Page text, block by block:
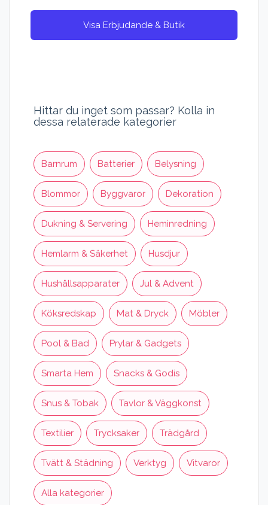
Visa Erbjudande & Butik
Hittar du inget som passar? Kolla in
dessa relaterade kategorier
Barnrum Batterier Belysning
Blommor Byggvaror Dekoration
Dukning & Servering Heminredning
Hemlarm & Säkerhet Husdjur
Hushållsapparater Jul & Advent
Köksredskap Mat & Dryck Möbler
Pool & Bad Prylar & Gadgets
Smarta Hem Snacks & Godis
Snus & Tobak Tavlor & Väggkonst
Textilier Trycksaker Trädgård
Tvätt & Städning Verktyg Vitvaror
Alla kategorier